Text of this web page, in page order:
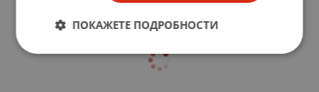
ПОКАЖЕТЕ ПОДРОБНОСТИ